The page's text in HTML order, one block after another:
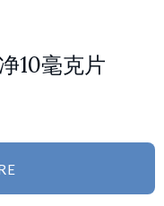
10毫克片